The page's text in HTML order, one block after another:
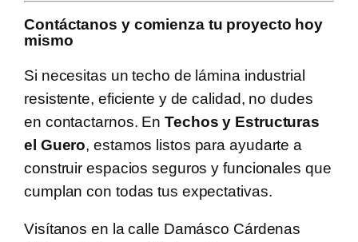
Contáctanos y comienza tu proyecto hoy
mismo
Si necesitas un techo de lámina industrial
resistente, eficiente y de calidad, no dudes
en contactarnos. En Techos y Estructuras
el Guero, estamos listos para ayudarte a
construir espacios seguros y funcionales que
cumplan con todas tus expectativas.
Visítanos en la calle Damásco Cárdenas